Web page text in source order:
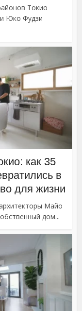
Токио
Юко Фудзи
как 35
в
для жизни
Майо
дом...